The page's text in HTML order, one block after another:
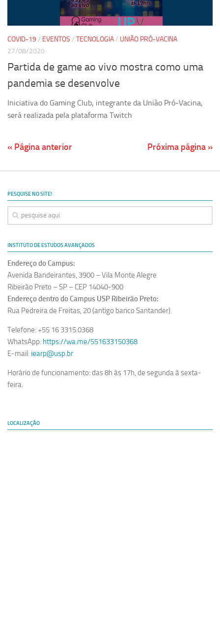
COVID-19 / EVENTOS / TECNOLOGIA/ UNIÃO PRÓ-VACINA
27/08/2020
Partida de game ao vivo mostra como uma
pandemia se desenvolve
Iniciativa do Gaming Club, integrante da União Pró-Vacina,
será realizada pela plataforma Twitch
« Página anterior Próxima página »
PESQUISE NO SITE!
INSTITUTO DE ESTUDOS AVANÇADOS
Endereço do Campus:
Avenida Bandeirantes, 3900 – Vila Monte Alegre
Ribeirão Preto – SP – CEP 14040-900
Endereço dentro do Campus USP Ribeirão Preto:
Rua Pedreira de Freitas, 20 (antigo banco Santander).
Telefone: +55 16 3315.0368
WhatsApp: https://wa.me/551633150368
E-mail: iearp@usp.br
Horário de funcionamento: das 8h às 17h, de segunda à sexta-
feira.
LOCALIZAÇÃO